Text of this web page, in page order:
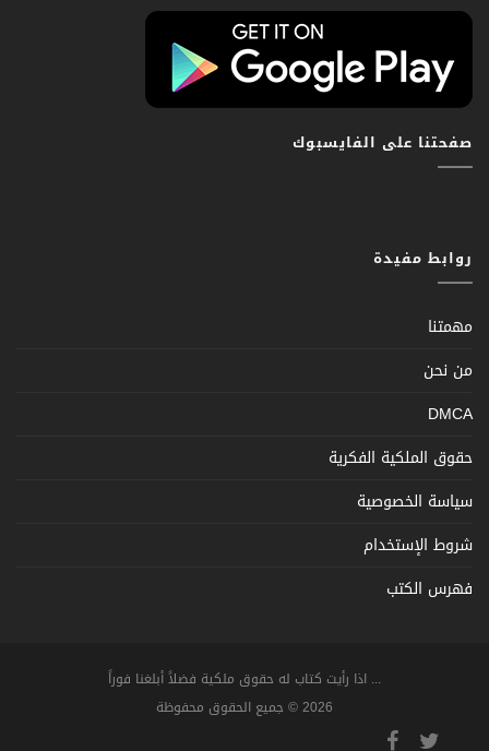
صفحتنا على الفايسبوك
روابط مفيدة
مهمتنا
من نحن
DMCA
حقوق الملكية الفكرية
سياسة الخصوصية
شروط الإستخدام
فهرس الكتب
... اذا رأيت كتاب له حقوق ملكية فضلاً أبلغنا فوراً
2026 © جميع الحقوق محفوظة